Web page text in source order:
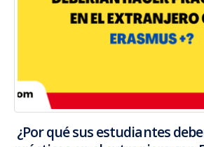
¿Por qué sus estudiantes